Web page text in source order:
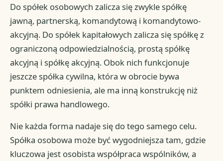
Do spółek osobowych zalicza się zwykle spółkę
jawną, partnerską, komandytową i komandytowo-
akcyjną. Do spółek kapitałowych zalicza się spółkę z
ograniczoną odpowiedzialnością, prostą spółkę
akcyjną i spółkę akcyjną. Obok nich funkcjonuje
jeszcze spółka cywilna, która w obrocie bywa
punktem odniesienia, ale ma inną konstrukcję niż
spółki prawa handlowego.
Nie każda forma nadaje się do tego samego celu.
Spółka osobowa może być wygodniejsza tam, gdzie
kluczowa jest osobista współpraca wspólników, a